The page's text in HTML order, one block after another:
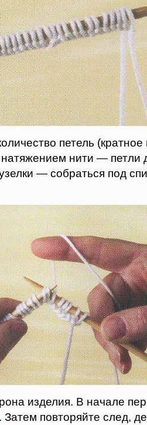
петель
натяжением нити —
— собраться под
изделия. В начале
повторяйте след,